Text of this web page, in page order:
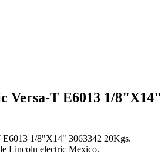
Versa-T E6013 1/8"X14"
1/8"X14" 3063342 20Kgs.
Lincoln electric Mexico.